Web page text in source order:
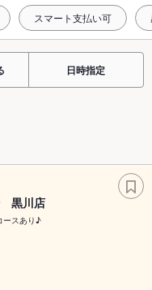
スマート支払い可
日時指定
黒川店
ースあり♪